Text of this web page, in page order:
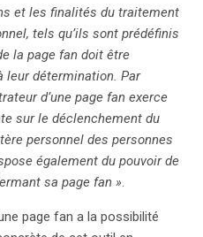
et les finalités du traitement
tels qu’ils sont prédéfinis
la page fan doit être
leur détermination. Par
d’une page fan exerce
sur le déclenchement du
personnel des personnes
également du pouvoir de
sa page fan ».
page fan a la possibilité